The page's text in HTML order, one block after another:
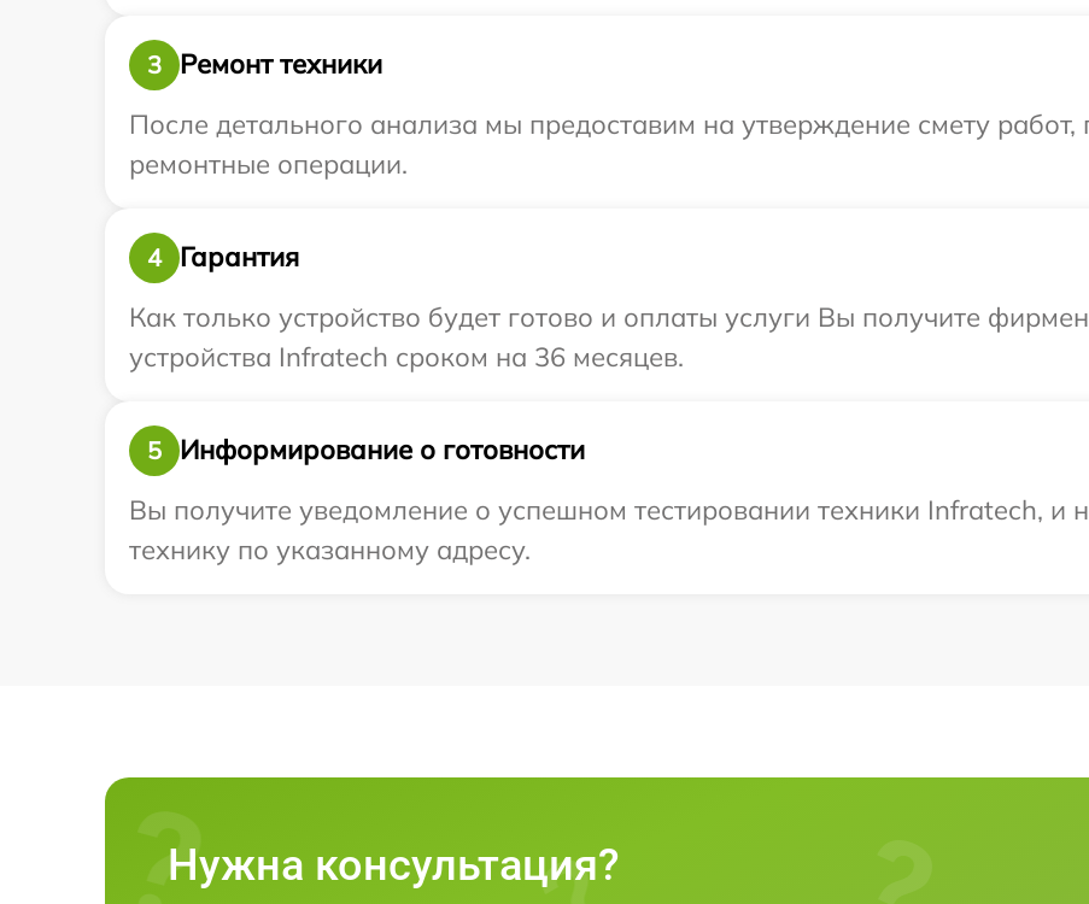
3
Ремонт техники
После детального анализа мы предоставим на утверждение смету
ремонтные операции.
4
Гарантия
Как только устройство будет готово и оплаты услуги Вы получите
устройства Infratech сроком на 36 месяцев.
5
Информирование о готовности
Вы получите уведомление о успешном тестировании техники Infratech, и
технику по указанному адресу.
Нужна консультация?